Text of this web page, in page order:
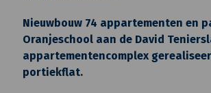
Nieuwbouw 74 appartementen en
Oranjeschool aan de David
appartementencomplex
portiekflat.